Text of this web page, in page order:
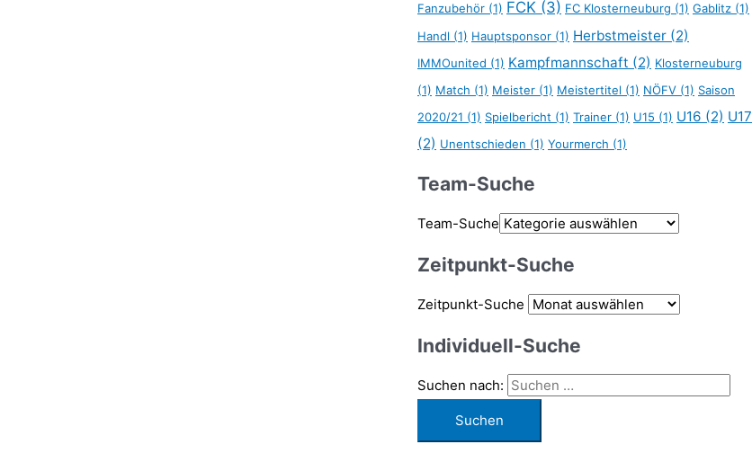
Fanzubehör (1) FCK (3) FC Klosterneuburg (1) Gablitz (1)
Handl (1) Hauptsponsor (1) Herbstmeister (2)
IMMOunited (1) Kampfmannschaft (2) Klosterneuburg
(1) Match (1) Meister (1) Meistertitel (1) NÖFV (1) Saison
2020/21 (1) Spielbericht (1) Trainer (1) U15 (1) U16 (2) U17
(2) Unentschieden (1) Yourmerch (1)
Team-Suche
Team-Suche
Zeitpunkt-Suche
Zeitpunkt-Suche
Individuell-Suche
Suchen nach: